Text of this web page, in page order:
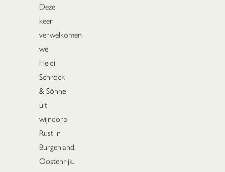
Deze
keer
verwelkomen
we
Heidi
Schröck
& Söhne
uit
wijndorp
Rust in
Burgenland,
Oostenrijk.